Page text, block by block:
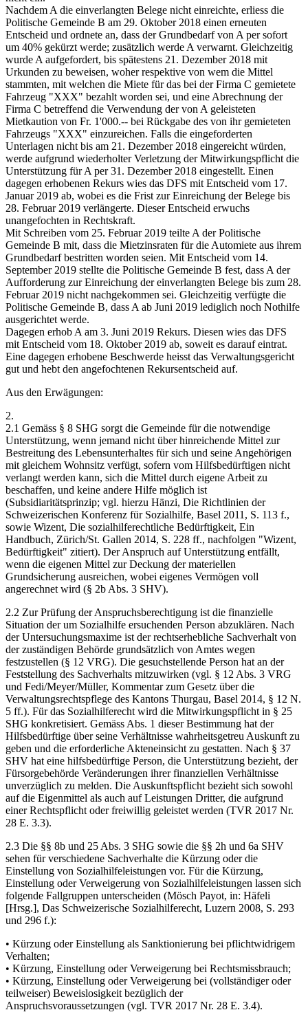
Nachdem A die einverlangten Belege nicht einreichte, erliess die
Politische Gemeinde B am 29. Oktober 2018 einen erneuten
Entscheid und ordnete an, dass der Grundbedarf von A per sofort
um 40% gekürzt werde; zusätzlich werde A verwarnt. Gleichzeitig
wurde A aufgefordert, bis spätestens 21. Dezember 2018 mit
Urkunden zu beweisen, woher respektive von wem die Mittel
stammten, mit welchen die Miete für das bei der Firma C gemietete
Fahrzeug "XXX" bezahlt worden sei, und eine Abrechnung der
Firma C betreffend die Verwendung der von A geleisteten
Mietkaution von Fr. 1'000.-- bei Rückgabe des von ihr gemieteten
Fahrzeugs "XXX" einzureichen. Falls die eingeforderten
Unterlagen nicht bis am 21. Dezember 2018 eingereicht würden,
werde aufgrund wiederholter Verletzung der Mitwirkungspflicht die
Unterstützung für A per 31. Dezember 2018 eingestellt. Einen
dagegen erhobenen Rekurs wies das DFS mit Entscheid vom 17.
Januar 2019 ab, wobei es die Frist zur Einreichung der Belege bis
28. Februar 2019 verlängerte. Dieser Entscheid erwuchs
unangefochten in Rechtskraft.
Mit Schreiben vom 25. Februar 2019 teilte A der Politische
Gemeinde B mit, dass die Mietzinsraten für die Automiete aus ihrem
Grundbedarf bestritten worden seien. Mit Entscheid vom 14.
September 2019 stellte die Politische Gemeinde B fest, dass A der
Aufforderung zur Einreichung der einverlangten Belege bis zum 28.
Februar 2019 nicht nachgekommen sei. Gleichzeitig verfügte die
Politische Gemeinde B, dass A ab Juni 2019 lediglich noch Nothilfe
ausgerichtet werde.
Dagegen erhob A am 3. Juni 2019 Rekurs. Diesen wies das DFS
mit Entscheid vom 18. Oktober 2019 ab, soweit es darauf eintrat.
Eine dagegen erhobene Beschwerde heisst das Verwaltungsgericht
gut und hebt den angefochtenen Rekursentscheid auf.
Aus den Erwägungen:
2.
2.1 Gemäss § 8 SHG sorgt die Gemeinde für die notwendige
Unterstützung, wenn jemand nicht über hinreichende Mittel zur
Bestreitung des Lebensunterhaltes für sich und seine Angehörigen
mit gleichem Wohnsitz verfügt, sofern vom Hilfsbedürftigen nicht
verlangt werden kann, sich die Mittel durch eigene Arbeit zu
beschaffen, und keine andere Hilfe möglich ist
(Subsidiaritätsprinzip; vgl. hierzu Hänzi, Die Richtlinien der
Schweizerischen Konferenz für Sozialhilfe, Basel 2011, S. 113 f.,
sowie Wizent, Die sozialhilferechtliche Bedürftigkeit, Ein
Handbuch, Zürich/St. Gallen 2014, S. 228 ff., nachfolgen "Wizent,
Bedürftigkeit" zitiert). Der Anspruch auf Unterstützung entfällt,
wenn die eigenen Mittel zur Deckung der materiellen
Grundsicherung ausreichen, wobei eigenes Vermögen voll
angerechnet wird (§ 2b Abs. 3 SHV).
2.2 Zur Prüfung der Anspruchsberechtigung ist die finanzielle
Situation der um Sozialhilfe ersuchenden Person abzuklären. Nach
der Untersuchungsmaxime ist der rechtserhebliche Sachverhalt von
der zuständigen Behörde grundsätzlich von Amtes wegen
festzustellen (§ 12 VRG). Die gesuchstellende Person hat an der
Feststellung des Sachverhalts mitzuwirken (vgl. § 12 Abs. 3 VRG
und Fedi/Meyer/Müller, Kommentar zum Gesetz über die
Verwaltungsrechtspflege des Kantons Thurgau, Basel 2014, § 12 N.
5 ff.). Für das Sozialhilferecht wird die Mitwirkungspflicht in § 25
SHG konkretisiert. Gemäss Abs. 1 dieser Bestimmung hat der
Hilfsbedürftige über seine Verhältnisse wahrheitsgetreu Auskunft zu
geben und die erforderliche Akteneinsicht zu gestatten. Nach § 37
SHV hat eine hilfsbedürftige Person, die Unterstützung bezieht, der
Fürsorgebehörde Veränderungen ihrer finanziellen Verhältnisse
unverzüglich zu melden. Die Auskunftspflicht bezieht sich sowohl
auf die Eigenmittel als auch auf Leistungen Dritter, die aufgrund
einer Rechtspflicht oder freiwillig geleistet werden (TVR 2017 Nr.
28 E. 3.3).
2.3 Die §§ 8b und 25 Abs. 3 SHG sowie die §§ 2h und 6a SHV
sehen für verschiedene Sachverhalte die Kürzung oder die
Einstellung von Sozialhilfeleistungen vor. Für die Kürzung,
Einstellung oder Verweigerung von Sozialhilfeleistungen lassen sich
folgende Fallgruppen unterscheiden (Mösch Payot, in: Häfeli
[Hrsg.], Das Schweizerische Sozialhilferecht, Luzern 2008, S. 293
und 296 f.):
• Kürzung oder Einstellung als Sanktionierung bei pflichtwidrigem
Verhalten;
• Kürzung, Einstellung oder Verweigerung bei Rechtsmissbrauch;
• Kürzung, Einstellung oder Verweigerung bei (vollständiger oder
teilweiser) Beweislosigkeit bezüglich der
Anspruchsvoraussetzungen (vgl. TVR 2017 Nr. 28 E. 3.4).